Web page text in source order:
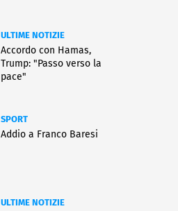
ULTIME NOTIZIE
Accordo con Hamas,
Trump: "Passo verso la
pace"
SPORT
Addio a Franco Baresi
ULTIME NOTIZIE